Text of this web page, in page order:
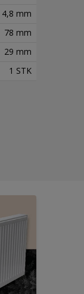
4,8 mm
78 mm
29 mm
1 STK